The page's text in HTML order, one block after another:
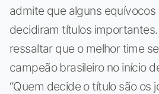
admite que alguns
decidiram títulos
ressaltar que o melhor time
campeão brasileiro no início
“Quem decide o título são os